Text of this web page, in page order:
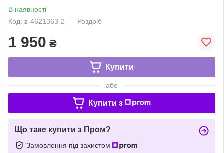
В наявності
Код: z-4621363-2
Роздріб
1 950 ₴
Купити
або
Купити з
Що таке купити з Пром?
Замовлення під захистом